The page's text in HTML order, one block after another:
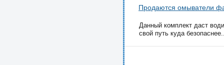
Продаются омыватели
Данный комплект даст
свой путь куда